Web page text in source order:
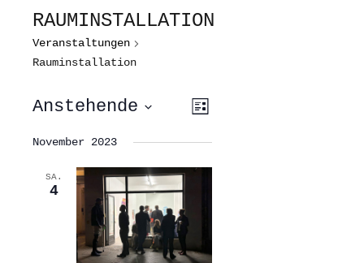
RAUMINSTALLATION
Veranstaltungen
Rauminstallation
ANSICHTEN-
NAVIGATION
VERANSTALTUNG
ANSICHTEN-
Liste
Anstehende
wählen.
November 2023
SA.
4